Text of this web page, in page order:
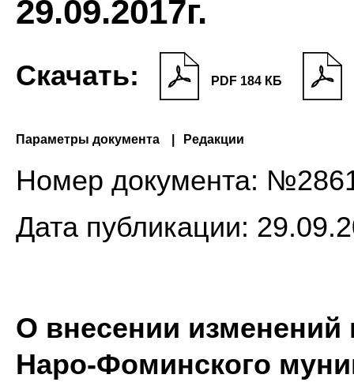
29.09.2017г.
Скачать: PDF 184 КБ
Параметры документа Редакции
Номер документа:
Дата публикации:
О внесении
Наро-Фоминского